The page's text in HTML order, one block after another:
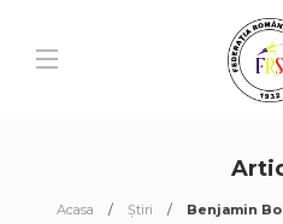
Acasa Știri
Benjamin